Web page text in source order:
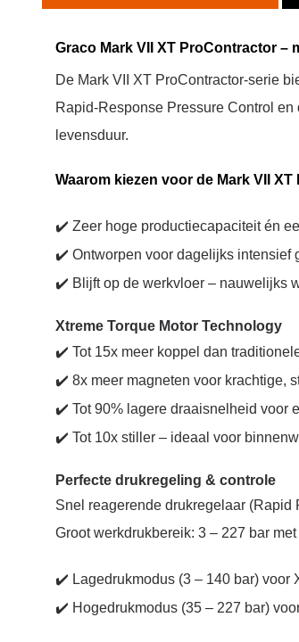
Onderdelen
Slangen
Ultra Handheld
Graco Mark VII XT ProContractor –
De Mark VII XT ProContractor-serie
Rapid-Response Pressure Control
levensduur.
Waarom kiezen voor de Mark VII
✔️ Zeer hoge productiecapaciteit én
✔️ Ontworpen voor dagelijks intensief
✔️ Blijft op de werkvloer – nauwelijks
Xtreme Torque Motor Technology
✔️ Tot 15x meer koppel dan
✔️ 8x meer magneten voor krachtige,
✔️ Tot 90% lagere draaisnelheid voor
✔️ Tot 10x stiller – ideaal voor
Perfecte drukregeling & controle
Snel reagerende drukregelaar
Groot werkdrukbereik: 3 – 227 bar
✔️ Lagedrukmodus (3 – 140 bar) voor
✔️ Hogedrukmodus (35 – 227 bar)